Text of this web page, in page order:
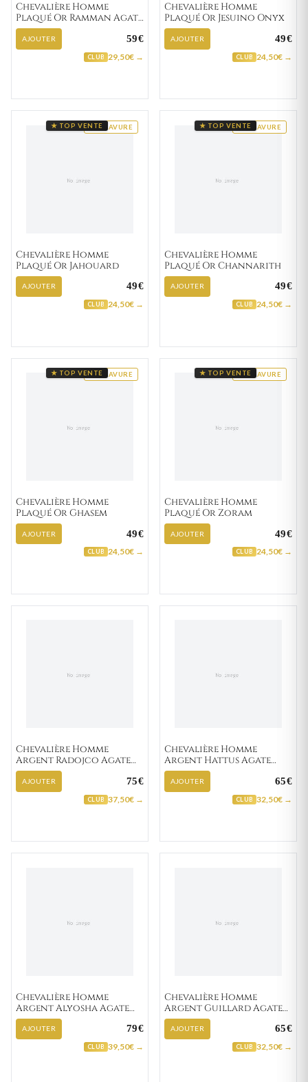
Chevalière Homme
Plaqué Or Ramman Agate
Noir
AJOUTER 59€
CLUB 29,50€ →
Chevalière Homme
Plaqué Or Jesuino Onyx
AJOUTER 49€
CLUB 24,50€ →
GRAVURE
★ TOP VENTE
Chevalière Homme
Plaqué Or Jahouard
AJOUTER 49€
CLUB 24,50€ →
GRAVURE
★ TOP VENTE
Chevalière Homme
Plaqué Or Channarith
AJOUTER 49€
CLUB 24,50€ →
GRAVURE
★ TOP VENTE
Chevalière Homme
Plaqué Or Ghasem
AJOUTER 49€
CLUB 24,50€ →
GRAVURE
★ TOP VENTE
Chevalière Homme
Plaqué Or Zoram
AJOUTER 49€
CLUB 24,50€ →
Chevalière Homme
Argent Radojco Agate
Noir
AJOUTER 75€
CLUB 37,50€ →
Chevalière Homme
Argent Hattus Agate
Noir
AJOUTER 65€
CLUB 32,50€ →
Chevalière Homme
Argent Alyosha Agate
Noir
AJOUTER 79€
CLUB 39,50€ →
Chevalière Homme
Argent Guillard Agate
Noir
AJOUTER 65€
CLUB 32,50€ →